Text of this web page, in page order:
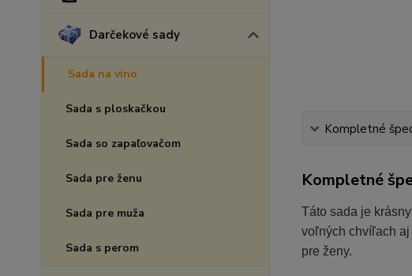
Darčekové sady
Sada na víno
Sada s ploskačkou
Sada so zapaľovačom
Sada pre ženu
Sada pre muža
Sada s perom
Kompletné
Kompletné
Táto sada je
voľných chvíľach aj
pre ženy.